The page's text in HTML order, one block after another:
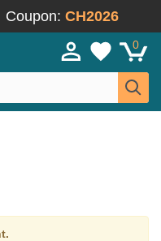
Coupon: CH2026
0